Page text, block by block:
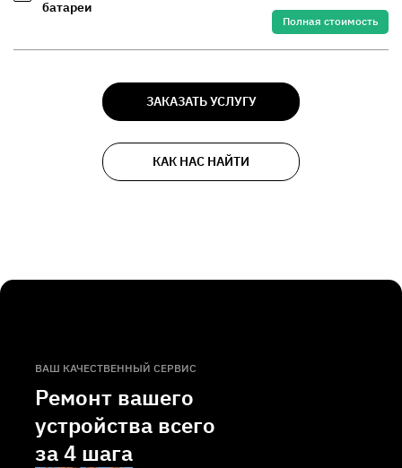
батареи
Полная стоимость
ЗАКАЗАТЬ УСЛУГУ
КАК НАС НАЙТИ
ВАШ КАЧЕСТВЕННЫЙ СЕРВИС
Ремонт вашего
устройства всего
за4 шага